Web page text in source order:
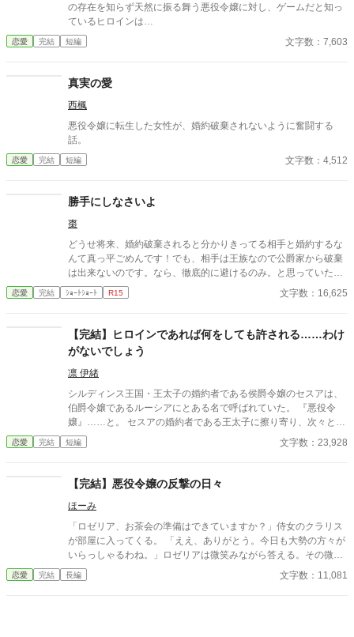
の存在を知らず天然に振る舞う悪役令嬢に対し、ゲームだと知っ
ているヒロインは…
恋愛 完結 短編 文字数：7,603
真実の愛
西楓
悪役令嬢に転生した女性が、婚約破棄されないように奮闘する
話。
恋愛 完結 短編 文字数：4,512
勝手にしなさいよ
棗
どうせ将来、婚約破棄されると分かりきってる相手と婚約するな
んて真っ平ごめんです！でも、相手は王族なので公爵家から破棄
は出来ないのです。なら、徹底的に避けるのみ。と思っていた悪
役令嬢予定のヴァイオレットだが……
恋愛 完結 ｼｮｰﾄｼｮｰﾄ R15 文字数：16,625
【完結】ヒロインであれば何をしても許される……わけ
がないでしょう
凛 伊緒
シルディンス王国・王太子の婚約者である侯爵令嬢のセスアは、
伯爵令嬢であるルーシアにとある名で呼ばれていた。 『悪役令
嬢』……と。 セスアの婚約者である王太子に擦り寄り、次々と無
礼を働くルーシア。 セスアはついに我慢出来なくなり、反撃に出
る。 しかし予想外の事態が…？ ざまぁ＆ハッピーエンドです。
恋愛 完結 短編 文字数：23,928
【完結】悪役令嬢の反撃の日々
ほーみ
「ロゼリア、お茶会の準備はできていますか？」侍女のクラリス
が部屋に入ってくる。 「ええ、ありがとう。今日も大勢の方々が
いらっしゃるわね。」ロゼリアは微笑みながら答える。その微笑
みは氷のように冷たく見えたが、心の中では別の計画を巡らせて
いた。 お茶会の席で、ロゼリアはいつものように優雅に振る舞
恋愛 完結 長編 文字数：11,081